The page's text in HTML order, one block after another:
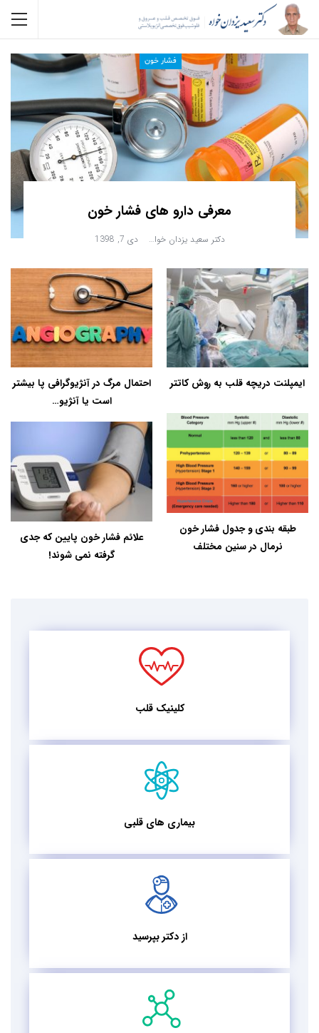
فشار خون
معرفی دارو های فشار خون
دکتر سعید یزدان خواه دی 7, 1398
ایمپلنت دریچه قلب به روش کاتتر
طبقه بندی و جدول فشار خون
نرمال در سنین مختلف
احتمال مرگ در آنژیوگرافی پا بیشتر
است یا آنژیو…
علائم فشار خون پایین که جدی
گرفته نمی شوند!
کلینیک قلب
بیماری های قلبی
از دکتر بپرسید